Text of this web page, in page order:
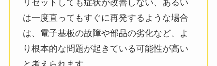
リセットしても症状が改善しない、あるい
は一度直ってもすぐに再発するような場合
は、電子基板の故障や部品の劣化など、よ
り根本的な問題が起きている可能性が高い